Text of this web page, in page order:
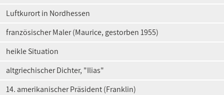
Luftkurort in Nordhessen
französischer Maler (Maurice, gestorben 1955)
heikle Situation
altgriechischer Dichter, "Ilias"
14. amerikanischer Präsident (Franklin)